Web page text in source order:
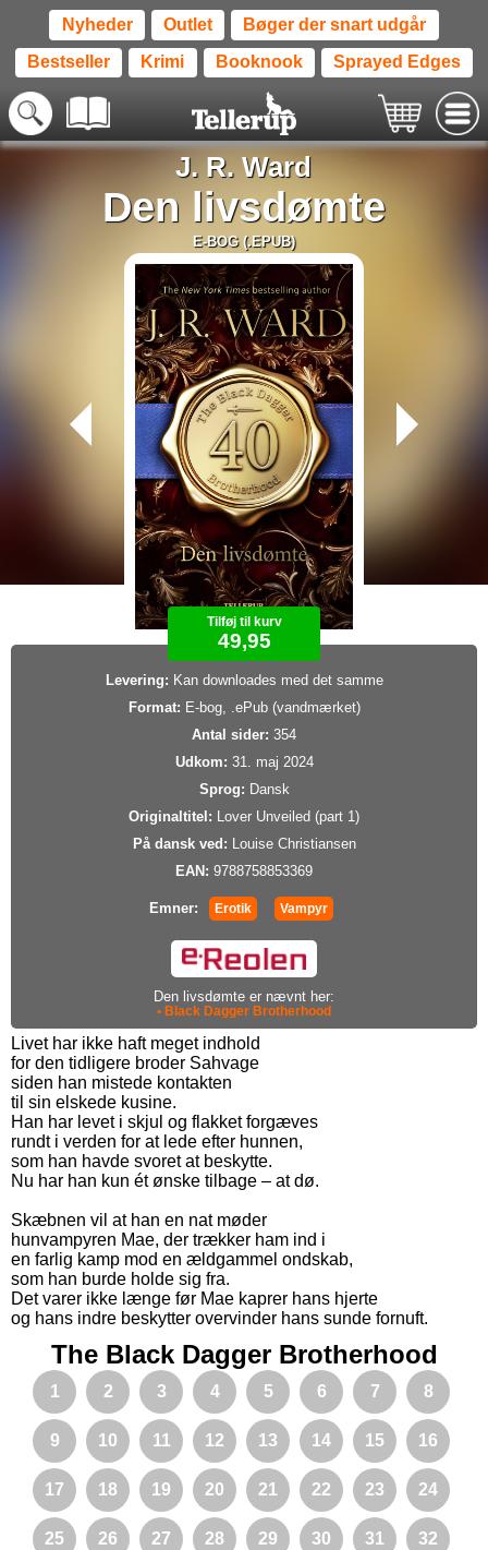
Nyheder Outlet Bøger der snart udgår
Bestseller Krimi Booknook Sprayed Edges
J. R. Ward
Den livsdømte
E-BOG (.EPUB)
Tilføj til kurv
49,95
Levering: Kan downloades med det samme
Format: E-bog, .ePub (vandmærket)
Antal sider: 354
Udkom: 31. maj 2024
Sprog: Dansk
Originaltitel: Lover Unveiled (part 1)
På dansk ved: Louise Christiansen
EAN: 9788758853369
Emner: Erotik Vampyr
Den livsdømte er nævnt her:
• Black Dagger Brotherhood
Livet har ikke haft meget indhold
for den tidligere broder Sahvage
siden han mistede kontakten
til sin elskede kusine.
Han har levet i skjul og flakket forgæves
rundt i verden for at lede efter hunnen,
som han havde svoret at beskytte.
Nu har han kun ét ønske tilbage – at dø.
Skæbnen vil at han en nat møder
hunvampyren Mae, der trækker ham ind i
en farlig kamp mod en ældgammel ondskab,
som han burde holde sig fra.
Det varer ikke længe før Mae kaprer hans hjerte
og hans indre beskytter overvinder hans sunde fornuft.
The Black Dagger Brotherhood
1 2 3 4 5 6 7 8
9 10 11 12 13 14 15 16
17 18 19 20 21 22 23 24
25 26 27 28 29 30 31 32